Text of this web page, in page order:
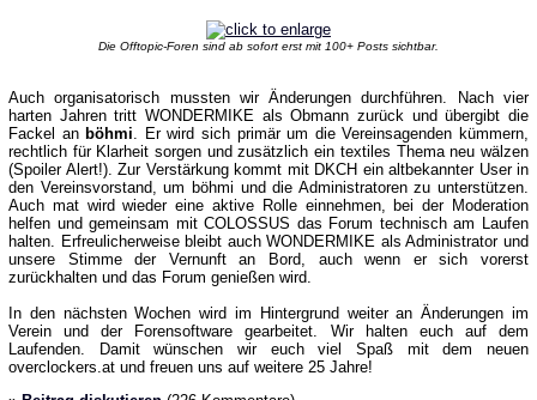
Die Offtopic-Foren sind ab sofort erst mit 100+ Posts sichtbar.
Auch organisatorisch mussten wir Änderungen durchführen. Nach vier
harten Jahren tritt WONDERMIKE als Obmann zurück und übergibt die
Fackel an böhmi. Er wird sich primär um die Vereinsagenden kümmern,
rechtlich für Klarheit sorgen und zusätzlich ein textiles Thema neu wälzen
(Spoiler Alert!). Zur Verstärkung kommt mit DKCH ein altbekannter User in
den Vereinsvorstand, um böhmi und die Administratoren zu unterstützen.
Auch mat wird wieder eine aktive Rolle einnehmen, bei der Moderation
helfen und gemeinsam mit COLOSSUS das Forum technisch am Laufen
halten. Erfreulicherweise bleibt auch WONDERMIKE als Administrator und
unsere Stimme der Vernunft an Bord, auch wenn er sich vorerst
zurückhalten und das Forum genießen wird.
In den nächsten Wochen wird im Hintergrund weiter an Änderungen im
Verein und der Forensoftware gearbeitet. Wir halten euch auf dem
Laufenden. Damit wünschen wir euch viel Spaß mit dem neuen
overclockers.at und freuen uns auf weitere 25 Jahre!